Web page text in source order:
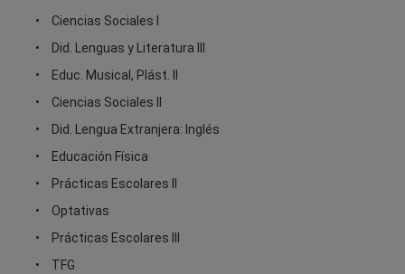
Ciencias Sociales I
Did. Lenguas y Literatura III
Educ. Musical, Plást. II
Ciencias Sociales II
Did. Lengua Extranjera: Inglés
Educación Física
Prácticas Escolares II
Optativas
Prácticas Escolares III
TFG